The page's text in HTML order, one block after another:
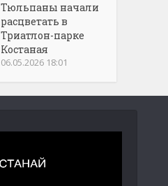
Тюльпаны начали
расцветать в
Триатлон-парке
Костаная
06.05.2026 18:01